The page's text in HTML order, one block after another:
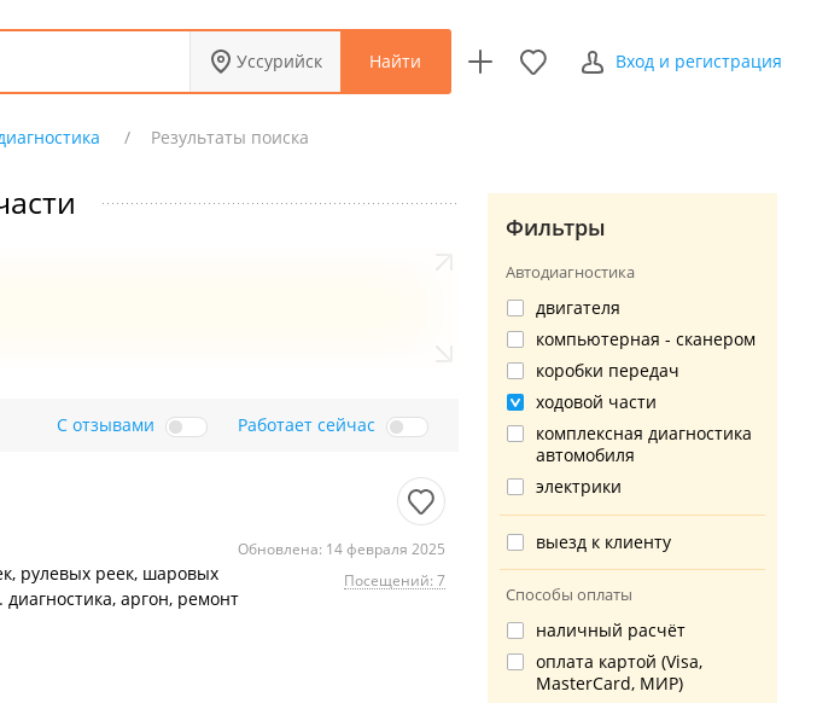
Уссурийск Найти Вход и регистрация
Результаты поиска
С отзывами Работает сейчас
Обновлена: 14 февраля 2025
Посещений: 7
рулевых реек, шаровых
аргон, ремонт
Фильтры
Автодиагностика
двигателя
компьютерная - сканером
коробки передач
ходовой части
комплексная диагностика
автомобиля
электрики
выезд к клиенту
Способы оплаты
наличный расчёт
оплата картой (Visa,
MasterCard, МИР)